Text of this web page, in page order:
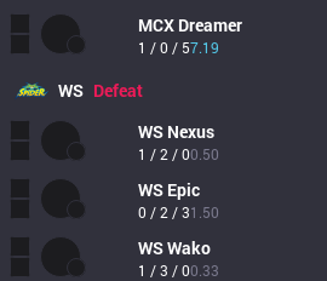
MCX Dreamer
1 / 0 / 57.19
WS Defeat
WS Nexus
1 / 2 / 00.50
WS Epic
0 / 2 / 31.50
WSWako
1 / 3 / 00.33